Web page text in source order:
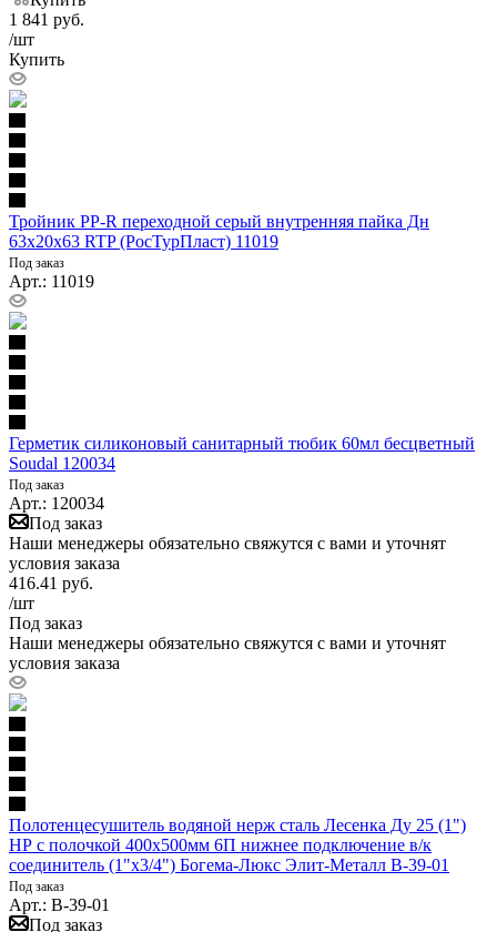
1 841 руб.
/шт
Купить
Тройник PP-R переходной серый внутренняя пайка Дн
63х20х63 RTP (РосТурПласт) 11019
Под заказ
Арт.: 11019
Герметик силиконовый санитарный тюбик 60мл бесцветный
Soudal 120034
Под заказ
Арт.: 120034
Под заказ
Наши менеджеры обязательно свяжутся с вами и уточнят
условия заказа
416.41 руб.
/шт
Под заказ
Наши менеджеры обязательно свяжутся с вами и уточнят
условия заказа
Полотенцесушитель водяной нерж сталь Лесенка Ду 25 (1")
НР с полочкой 400х500мм 6П нижнее подключение в/к
соединитель (1"х3/4") Богема-Люкс Элит-Металл В-39-01
Под заказ
Арт.: В-39-01
Под заказ